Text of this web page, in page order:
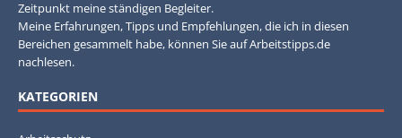
Zeitpunkt meine ständigen Begleiter.
Meine Erfahrungen, Tipps und Empfehlungen, die ich in diesen
Bereichen gesammelt habe, können Sie auf Arbeitstipps.de
nachlesen.
KATEGORIEN